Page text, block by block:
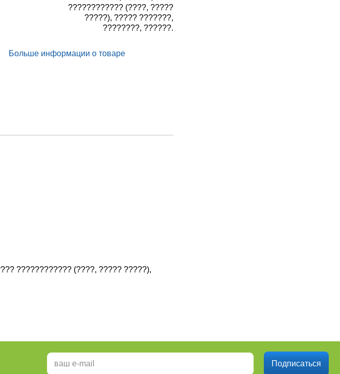
???????????? (????, ????? ?????),
???????????? (????, ?????
?????), ????? ???????,
????????, ??????.
Больше информации о товаре
Подписаться